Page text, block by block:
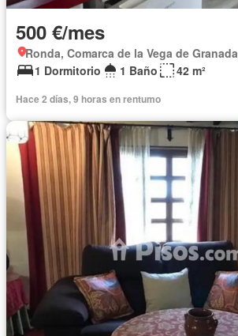
500 €/mes
Ronda, Comarca de la Vega de Granada
1 Dormitorio
1 Baño 42 m²
Hace 2 días, 9 horas en rentumo